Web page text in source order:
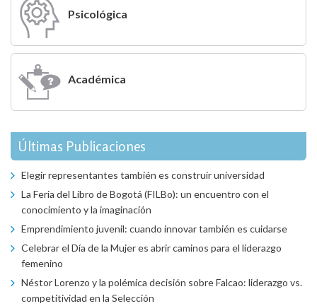
Psicológica
Académica
Últimas Publicaciones
Elegir representantes también es construir universidad
La Feria del Libro de Bogotá (FILBo): un encuentro con el
conocimiento y la imaginación
Emprendimiento juvenil: cuando innovar también es cuidarse
Celebrar el Día de la Mujer es abrir caminos para el liderazgo
femenino
Néstor Lorenzo y la polémica decisión sobre Falcao: liderazgo vs.
competitividad en la Selección